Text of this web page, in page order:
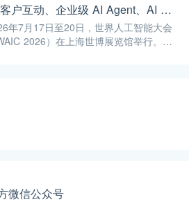
正式支持通过 SIP 协议与 Twilio 对接
通信系统；LINE 客服插件 2.0 完成界面
并新增通知功能。
AI 客户互动、企业级 AI Agent、AI 内容生成集中亮相！极光旗下EngageLab WAIC 2026 现场回顾
年7月17日至20日，世界人工智能大会
2026）在上海世博展览馆举行。极
微信公众号